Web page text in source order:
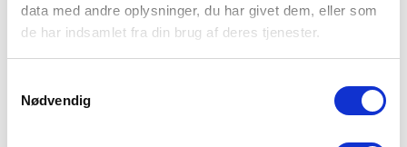
data med andre oplysninger, du har givet dem, eller som
de har indsamlet fra din brug af deres tjenester.
Nødvendig